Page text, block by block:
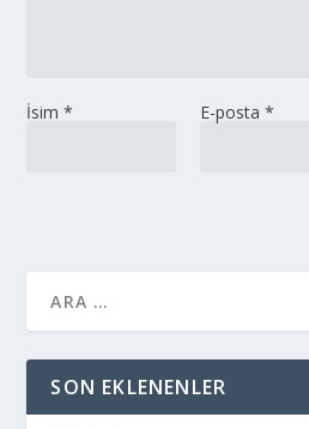
İsim* E-posta *
SON EKLENENLER